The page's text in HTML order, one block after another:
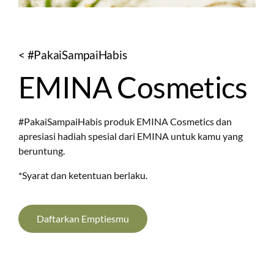
< #PakaiSampaiHabis
EMINA Cosmetics
#PakaiSampaiHabis produk EMINA Cosmetics dan
apresiasi hadiah spesial dari EMINA untuk kamu yang
beruntung.
*Syarat dan ketentuan berlaku.
Daftarkan Emptiesmu